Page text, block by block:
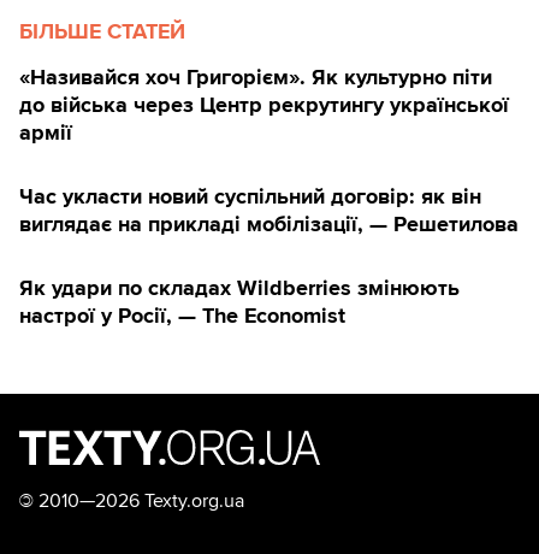
БІЛЬШЕ СТАТЕЙ
«Називайся хоч Григорієм». Як культурно піти
до війська через Центр рекрутингу української
армії
Час укласти новий суспільний договір: як він
виглядає на прикладі мобілізації, — Решетилова
Як удари по складах Wildberries змінюють
настрої у Росії, — The Economist
© 2010—2026 Texty.org.ua